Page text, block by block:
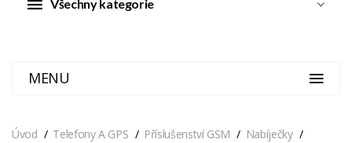
Všechny kategorie
MENU
Úvod Telefony A GPS Příslušenství GSM
Nabíječky